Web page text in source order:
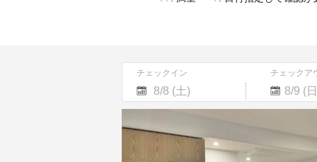
チェックイン チェックア
Navigate
to
interact
Navigate